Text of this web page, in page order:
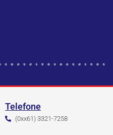
Telefone
(0xx61) 3321-7258